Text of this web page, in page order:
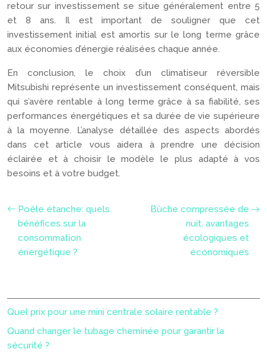
retour sur investissement se situe généralement entre 5
et 8 ans. Il est important de souligner que cet
investissement initial est amortis sur le long terme grâce
aux économies d’énergie réalisées chaque année.
En conclusion, le choix d’un climatiseur réversible
Mitsubishi représente un investissement conséquent, mais
qui s’avère rentable à long terme grâce à sa fiabilité, ses
performances énergétiques et sa durée de vie supérieure
à la moyenne. L’analyse détaillée des aspects abordés
dans cet article vous aidera à prendre une décision
éclairée et à choisir le modèle le plus adapté à vos
besoins et à votre budget.
Poêle étanche: quels
bénéfices sur la
consommation
énergétique ?
Bûche compressée de
nuit: avantages
écologiques et
économiques
Quel prix pour une mini centrale solaire rentable ?
Quand changer le tubage cheminée pour garantir la
sécurité ?